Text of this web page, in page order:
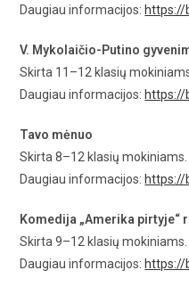
Daugiau informacijos: https://
V. Mykolaičio-Putino
Skirta 11–12 klasių
Daugiau informacijos: https://
Tavo mėnuo
Skirta 8–12 klasių mokiniams.
Daugiau informacijos: https://
Komedija „Amerika pirtyje“
Skirta 9–12 klasių mokiniams.
Daugiau informacijos: https://